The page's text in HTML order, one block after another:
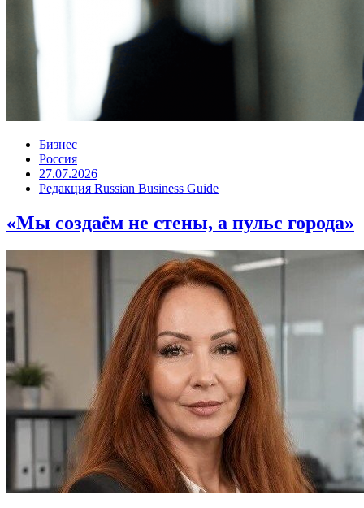
Бизнес
Россия
27.07.2026
Редакция Russian Business Guide
«Мы создаём не стены, а пульс города»